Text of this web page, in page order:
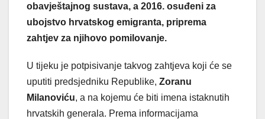
obavještajnog sustava, a 2016. osuđeni za
ubojstvo hrvatskog emigranta, priprema
zahtjev za njihovo pomilovanje.
U tijeku je potpisivanje takvog zahtjeva koji će se
uputiti predsjedniku Republike, Zoranu
Milanoviću, a na kojemu će biti imena istaknutih
hrvatskih generala. Prema informacijama